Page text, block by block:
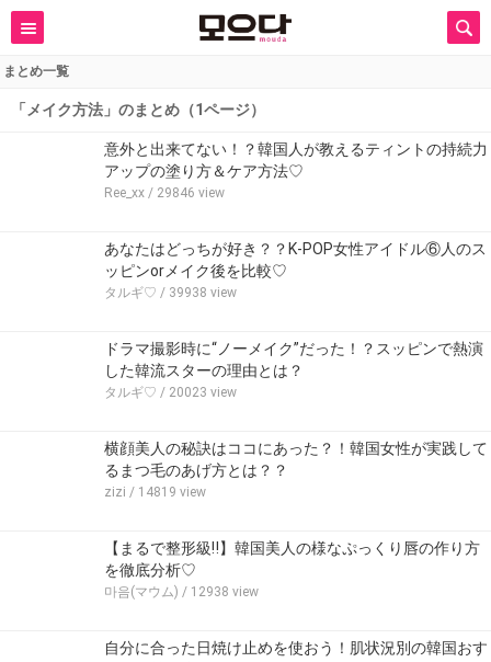
まとめ一覧
「メイク方法」のまとめ（1ページ）
意外と出来てない！？韓国人が教えるティントの持続力
アップの塗り方＆ケア方法♡
Ree_xx / 29846 view
あなたはどっちが好き？？K-POP女性アイドル⑥人のス
ッピンorメイク後を比較♡
タルギ♡ / 39938 view
ドラマ撮影時に“ノーメイク”だった！？スッピンで熱演
した韓流スターの理由とは？
タルギ♡ / 20023 view
横顔美人の秘訣はココにあった？！韓国女性が実践して
るまつ毛のあげ方とは？？
zizi / 14819 view
【まるで整形級‼︎】韓国美人の様なぷっくり唇の作り方
を徹底分析♡
마음(マウム) / 12938 view
自分に合った日焼け止めを使おう！肌状況別の韓国おす